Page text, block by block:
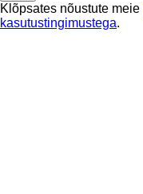
Klõpsates nõustute meie
kasutustingimustega.